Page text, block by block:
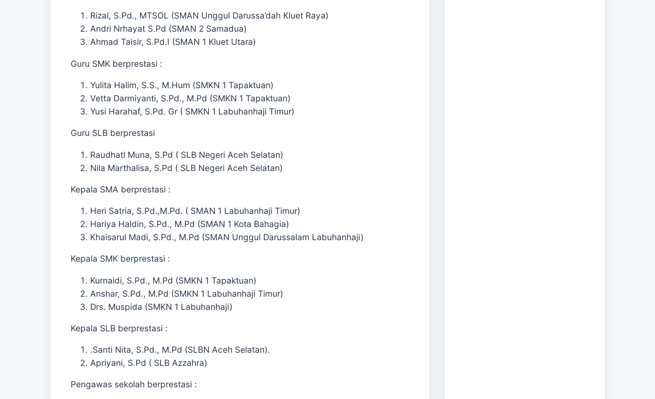
Rizal, S.Pd., MTSOL (SMAN Unggul Darussa’dah Kluet Raya)
Andri Nrhayat S.Pd (SMAN 2 Samadua)
Ahmad Taisir, S.Pd.I (SMAN 1 Kluet Utara)
Guru SMK berprestasi :
Yulita Halim, S.S., M.Hum (SMKN 1 Tapaktuan)
Vetta Darmiyanti, S.Pd., M.Pd (SMKN 1 Tapaktuan)
Yusi Harahaf, S.Pd. Gr ( SMKN 1 Labuhanhaji Timur)
Guru SLB berprestasi
Raudhatl Muna, S.Pd ( SLB Negeri Aceh Selatan)
Nila Marthalisa, S.Pd ( SLB Negeri Aceh Selatan)
Kepala SMA berprestasi :
Heri Satria, S.Pd.,M.Pd. ( SMAN 1 Labuhanhaji Timur)
Hariya Haldin, S.Pd., M.Pd (SMAN 1 Kota Bahagia)
Khaisarul Madi, S.Pd., M.Pd (SMAN Unggul Darussalam Labuhanhaji)
Kepala SMK berprestasi :
Kurnaidi, S.Pd., M.Pd (SMKN 1 Tapaktuan)
Anshar, S.Pd., M.Pd (SMKN 1 Labuhanhaji Timur)
Drs. Muspida (SMKN 1 Labuhanhaji)
Kepala SLB berprestasi :
.Santi Nita, S.Pd., M.Pd (SLBN Aceh Selatan).
Apriyani, S.Pd ( SLB Azzahra)
Pengawas sekolah berprestasi :